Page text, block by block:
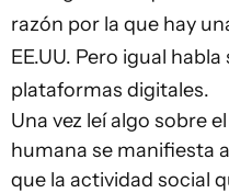
razón por la que hay
EE.UU. Pero igual
plataformas digitales.
Una vez leí algo sobre
humana se manifiesta
que la actividad social